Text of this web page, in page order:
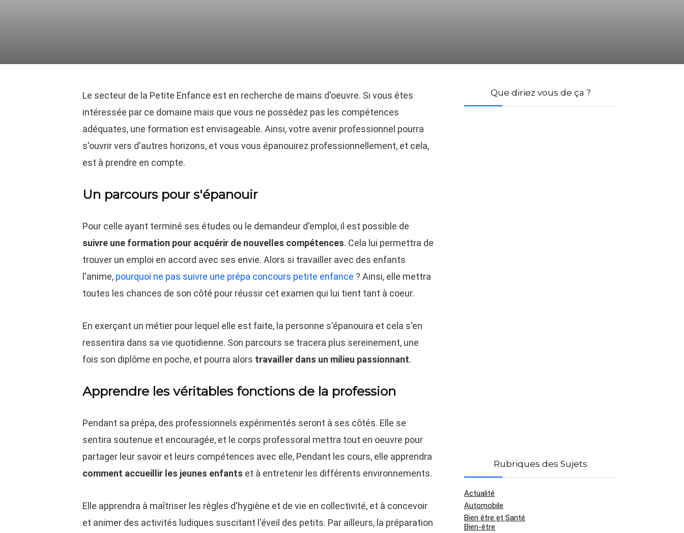
Le secteur de la Petite Enfance est en recherche de mains d'oeuvre. Si vous êtes
intéressée par ce domaine mais que vous ne possédez pas les compétences
adéquates, une formation est envisageable. Ainsi, votre avenir professionnel pourra
s'ouvrir vers d'autres horizons, et vous vous épanouirez professionnellement, et cela,
est à prendre en compte.
Un parcours pour s'épanouir
Pour celle ayant terminé ses études ou le demandeur d'emploi, il est possible de
suivre une formation pour acquérir de nouvelles compétences. Cela lui permettra de
trouver un emploi en accord avec ses envie. Alors si travailler avec des enfants
l'anime, pourquoi ne pas suivre une prépa concours petite enfance ? Ainsi, elle mettra
toutes les chances de son côté pour réussir cet examen qui lui tient tant à coeur.
En exerçant un métier pour lequel elle est faite, la personne s'épanouira et cela s'en
ressentira dans sa vie quotidienne. Son parcours se tracera plus sereinement, une
fois son diplôme en poche, et pourra alors travailler dans un milieu passionnant.
Apprendre les véritables fonctions de la profession
Pendant sa prépa, des professionnels expérimentés seront à ses côtés. Elle se
sentira soutenue et encouragée, et le corps professoral mettra tout en oeuvre pour
partager leur savoir et leurs compétences avec elle, Pendant les cours, elle apprendra
comment accueillir les jeunes enfants et à entretenir les différents environnements.
Elle apprendra à maîtriser les règles d'hygiène et de vie en collectivité, et à concevoir
et animer des activités ludiques suscitant l'éveil des petits. Par ailleurs, la préparation
Que diriez vous de ça ?
Rubriques des Sujets
Actualité
Automobile
Bien être et Santé
Bien-être